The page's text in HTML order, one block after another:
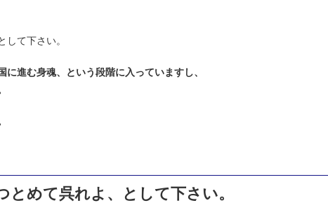
して下さい。
進む身魂、という段階に入っていますし、
めて呉れよ、として下さい。